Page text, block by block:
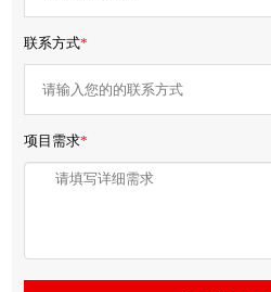
联系方式*
项目需求*